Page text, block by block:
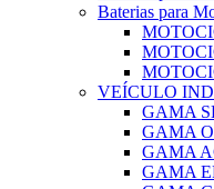
Baterias para
VEÍCULO
GAMA
GAMA
GAMA
GAMA